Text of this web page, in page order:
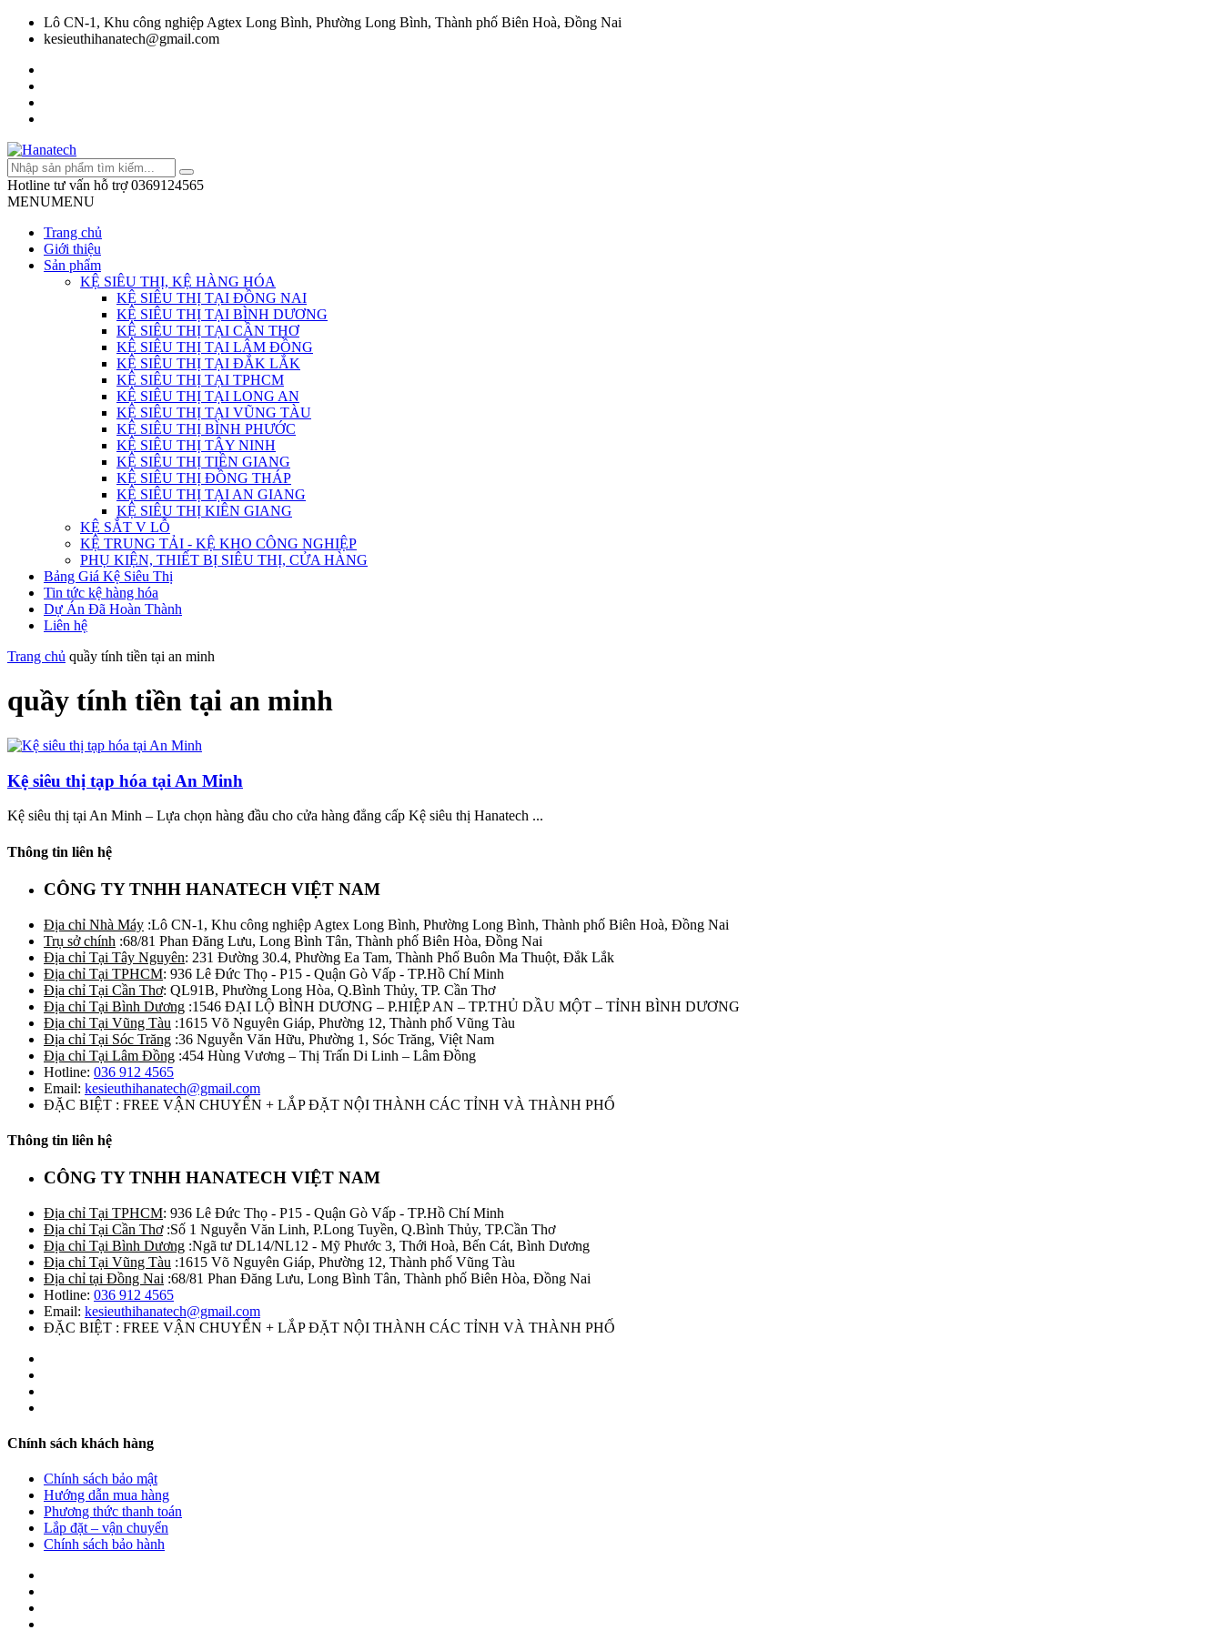
Lô CN-1, Khu công nghiệp Agtex Long Bình, Phường Long Bình, Thành phố Biên Hoà, Đồng Nai
kesieuthihanatech@gmail.com
Hotline tư vấn hỗ trợ 0369124565
MENUMENU
Trang chủ
Giới thiệu
Sản phẩm
KỆ SIÊU THỊ, KỆ HÀNG HÓA
KỆ SIÊU THỊ TẠI ĐỒNG NAI
KỆ SIÊU THỊ TẠI BÌNH DƯƠNG
KỆ SIÊU THỊ TẠI CẦN THƠ
KỆ SIÊU THỊ TẠI LÂM ĐỒNG
KỆ SIÊU THỊ TẠI ĐẮK LẮK
KỆ SIÊU THỊ TẠI TPHCM
KỆ SIÊU THỊ TẠI LONG AN
KỆ SIÊU THỊ TẠI VŨNG TÀU
KỆ SIÊU THỊ BÌNH PHƯỚC
KỆ SIÊU THỊ TÂY NINH
KỆ SIÊU THỊ TIỀN GIANG
KỆ SIÊU THỊ ĐỒNG THÁP
KỆ SIÊU THỊ TẠI AN GIANG
KỆ SIÊU THỊ KIÊN GIANG
KỆ SẮT V LỖ
KỆ TRUNG TẢI - KỆ KHO CÔNG NGHIỆP
PHỤ KIỆN, THIẾT BỊ SIÊU THỊ, CỬA HÀNG
Bảng Giá Kệ Siêu Thị
Tin tức kệ hàng hóa
Dự Án Đã Hoàn Thành
Liên hệ
Trang chủ quầy tính tiền tại an minh
quầy tính tiền tại an minh
Kệ siêu thị tạp hóa tại An Minh
Kệ siêu thị tại An Minh – Lựa chọn hàng đầu cho cửa hàng đẳng cấp Kệ siêu thị Hanatech ...
Thông tin liên hệ
CÔNG TY TNHH HANATECH VIỆT NAM
Địa chỉ Nhà Máy :Lô CN-1, Khu công nghiệp Agtex Long Bình, Phường Long Bình, Thành phố Biên Hoà, Đồng Nai
Trụ sở chính :68/81 Phan Đăng Lưu, Long Bình Tân, Thành phố Biên Hòa, Đồng Nai
Địa chỉ Tại Tây Nguyên: 231 Đường 30.4, Phường Ea Tam, Thành Phố Buôn Ma Thuột, Đắk Lắk
Địa chỉ Tại TPHCM: 936 Lê Đức Thọ - P15 - Quận Gò Vấp - TP.Hồ Chí Minh
Địa chỉ Tại Cần Thơ: QL91B, Phường Long Hòa, Q.Bình Thủy, TP. Cần Thơ
Địa chỉ Tại Bình Dương :1546 ĐẠI LỘ BÌNH DƯƠNG – P.HIỆP AN – TP.THỦ DẦU MỘT – TỈNH BÌNH DƯƠNG
Địa chỉ Tại Vũng Tàu :1615 Võ Nguyên Giáp, Phường 12, Thành phố Vũng Tàu
Địa chỉ Tại Sóc Trăng :36 Nguyễn Văn Hữu, Phường 1, Sóc Trăng, Việt Nam
Địa chỉ Tại Lâm Đồng :454 Hùng Vương – Thị Trấn Di Linh – Lâm Đồng
Hotline: 036 912 4565
Email: kesieuthihanatech@gmail.com
ĐẶC BIỆT : FREE VẬN CHUYỂN + LẮP ĐẶT NỘI THÀNH CÁC TỈNH VÀ THÀNH PHỐ
Thông tin liên hệ
CÔNG TY TNHH HANATECH VIỆT NAM
Địa chỉ Tại TPHCM: 936 Lê Đức Thọ - P15 - Quận Gò Vấp - TP.Hồ Chí Minh
Địa chỉ Tại Cần Thơ:Số 1 Nguyễn Văn Linh, P.Long Tuyền, Q.Bình Thủy, TP.Cần Thơ
Địa chỉ Tại Bình Dương :Ngã tư DL14/NL12 - Mỹ Phước 3, Thới Hoà, Bến Cát, Bình Dương
Địa chỉ Tại Vũng Tàu :1615 Võ Nguyên Giáp, Phường 12, Thành phố Vũng Tàu
Địa chỉ tại Đồng Nai :68/81 Phan Đăng Lưu, Long Bình Tân, Thành phố Biên Hòa, Đồng Nai
Hotline: 036 912 4565
Email: kesieuthihanatech@gmail.com
ĐẶC BIỆT : FREE VẬN CHUYỂN + LẮP ĐẶT NỘI THÀNH CÁC TỈNH VÀ THÀNH PHỐ
Chính sách khách hàng
Chính sách bảo mật
Hướng dẫn mua hàng
Phương thức thanh toán
Lắp đặt – vận chuyển
Chính sách bảo hành